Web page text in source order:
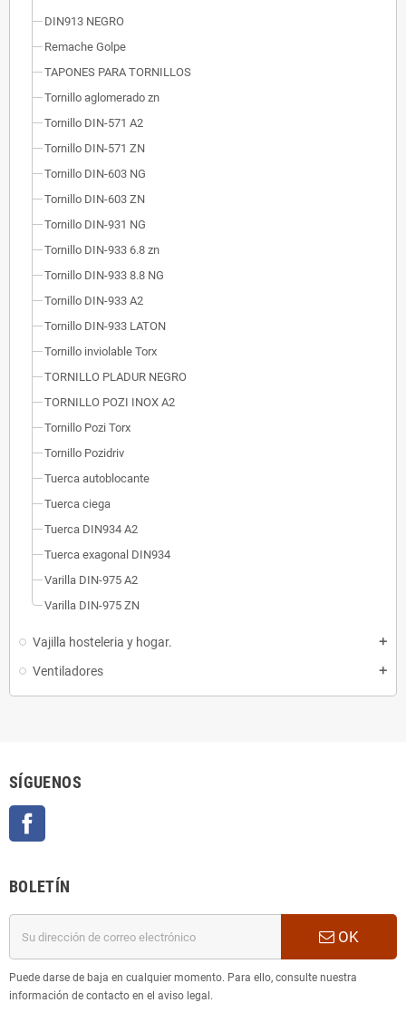
DIN913 NEGRO
Remache Golpe
TAPONES PARA TORNILLOS
Tornillo aglomerado zn
Tornillo DIN-571 A2
Tornillo DIN-571 ZN
Tornillo DIN-603 NG
Tornillo DIN-603 ZN
Tornillo DIN-931 NG
Tornillo DIN-933 6.8 zn
Tornillo DIN-933 8.8 NG
Tornillo DIN-933 A2
Tornillo DIN-933 LATON
Tornillo inviolable Torx
TORNILLO PLADUR NEGRO
TORNILLO POZI INOX A2
Tornillo Pozi Torx
Tornillo Pozidriv
Tuerca autoblocante
Tuerca ciega
Tuerca DIN934 A2
Tuerca exagonal DIN934
Varilla DIN-975 A2
Varilla DIN-975 ZN
Vajilla hosteleria y hogar. add
Ventiladores add
SÍGUENOS
BOLETÍN
OK
Puede darse de baja en cualquier momento. Para ello, consulte nuestra
información de contacto en el aviso legal.